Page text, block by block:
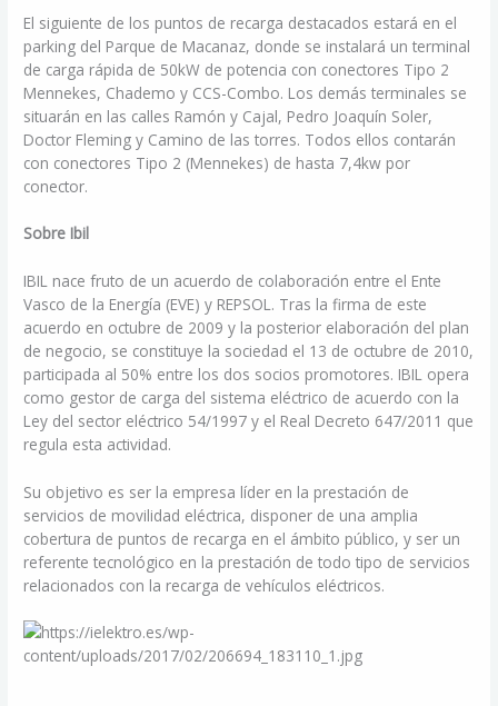
El siguiente de los puntos de recarga destacados estará en el
parking del Parque de Macanaz, donde se instalará un terminal
de carga rápida de 50kW de potencia con conectores Tipo 2
Mennekes, Chademo y CCS-Combo. Los demás terminales se
situarán en las calles Ramón y Cajal, Pedro Joaquín Soler,
Doctor Fleming y Camino de las torres. Todos ellos contarán
con conectores Tipo 2 (Mennekes) de hasta 7,4kw por
conector.
Sobre Ibil
IBIL nace fruto de un acuerdo de colaboración entre el Ente
Vasco de la Energía (EVE) y REPSOL. Tras la firma de este
acuerdo en octubre de 2009 y la posterior elaboración del plan
de negocio, se constituye la sociedad el 13 de octubre de 2010,
participada al 50% entre los dos socios promotores. IBIL opera
como gestor de carga del sistema eléctrico de acuerdo con la
Ley del sector eléctrico 54/1997 y el Real Decreto 647/2011 que
regula esta actividad.
Su objetivo es ser la empresa líder en la prestación de
servicios de movilidad eléctrica, disponer de una amplia
cobertura de puntos de recarga en el ámbito público, y ser un
referente tecnológico en la prestación de todo tipo de servicios
relacionados con la recarga de vehículos eléctricos.